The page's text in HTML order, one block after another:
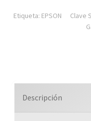
91
Tintas,
Etiqueta: EPSON Clave
Descripción